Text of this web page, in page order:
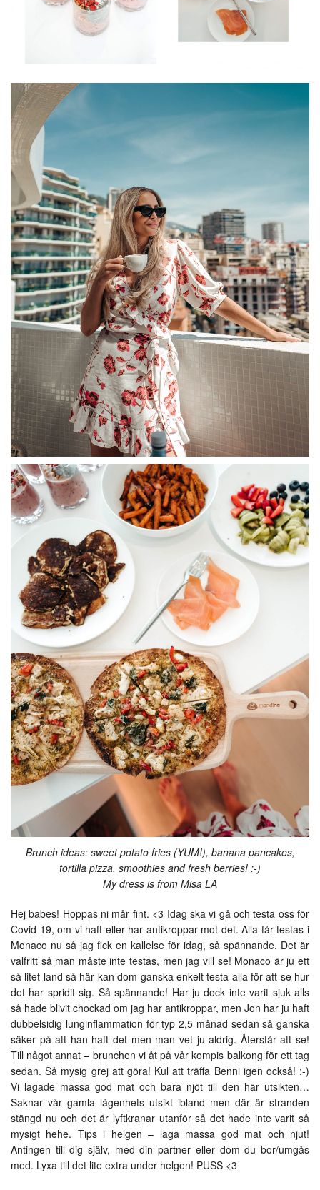
Brunch ideas: sweet potato fries (YUM!), banana pancakes,
tortilla pizza, smoothies and fresh berries! :-)
My dress is from Misa LA
Hej babes! Hoppas ni mår fint. <3 Idag ska vi gå och testa oss för
Covid 19, om vi haft eller har antikroppar mot det. Alla får testas i
Monaco nu så jag fick en kallelse för idag, så spännande. Det är
valfritt så man måste inte testas, men jag vill se! Monaco är ju ett
så litet land så här kan dom ganska enkelt testa alla för att se hur
det har spridit sig. Så spännande! Har ju dock inte varit sjuk alls
så hade blivit chockad om jag har antikroppar, men Jon har ju haft
dubbelsidig lunginflammation för typ 2,5 månad sedan så ganska
säker på att han haft det men man vet ju aldrig. Återstår att se!
Till något annat – brunchen vi åt på vår kompis balkong för ett tag
sedan. Så mysig grej att göra! Kul att träffa Benni igen också! :-)
Vi lagade massa god mat och bara njöt till den här utsikten…
Saknar vår gamla lägenhets utsikt ibland men där är stranden
stängd nu och det är lyftkranar utanför så det hade inte varit så
mysigt hehe. Tips i helgen – laga massa god mat och njut!
Antingen till dig själv, med din partner eller dom du bor/umgås
med. Lyxa till det lite extra under helgen! PUSS <3